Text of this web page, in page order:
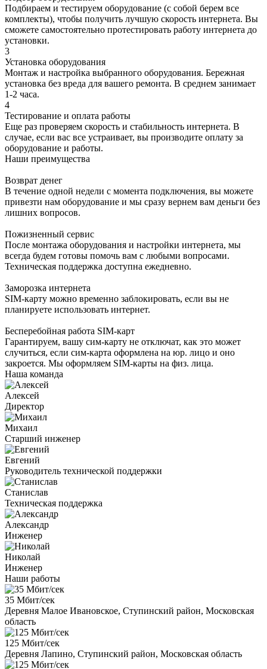
Подбираем и тестируем оборудование (с собой берем все
комплекты), чтобы получить лучшую скорость интернета. Вы
сможете самостоятельно протестировать работу интернета до
установки.
3
Установка оборудования
Монтаж и настройка выбранного оборудования. Бережная
установка без вреда для вашего ремонта. В среднем занимает
1-2 часа.
4
Тестирование и оплата работы
Еще раз проверяем скорость и стабильность интернета. В
случае, если вас все устраивает, вы производите оплату за
оборудование и работы.
Наши преимущества
Возврат денег
В течение одной недели с момента подключения, вы можете
привезти нам оборудование и мы сразу вернем вам деньги без
лишних вопросов.
Пожизненный сервис
После монтажа оборудования и настройки интернета, мы
всегда будем готовы помочь вам с любыми вопросами.
Техническая поддержка доступна ежедневно.
Заморозка интернета
SIM-карту можно временно заблокировать, если вы не
планируете использовать интернет.
Бесперебойная работа SIM-карт
Гарантируем, вашу сим-карту не отключат, как это может
случиться, если сим-карта оформлена на юр. лицо и оно
закроется. Мы оформляем SIM-карты на физ. лица.
Наша команда
Алексей
Директор
Михаил
Старший инженер
Евгений
Руководитель технической поддержки
Станислав
Техническая поддержка
Александр
Инженер
Николай
Инженер
Наши работы
35 Мбит/сек
Деревня Малое Ивановское, Ступинский район, Московская
область
125 Мбит/сек
Деревня Лапино, Ступинский район, Московская область